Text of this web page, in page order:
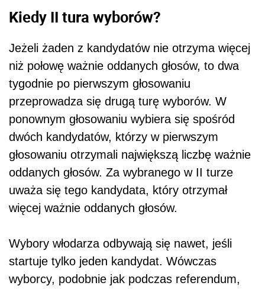
Kiedy II tura wyborów?
Jeżeli żaden z kandydatów nie otrzyma więcej
niż połowę ważnie oddanych głosów, to dwa
tygodnie po pierwszym głosowaniu
przeprowadza się drugą turę wyborów. W
ponownym głosowaniu wybiera się spośród
dwóch kandydatów, którzy w pierwszym
głosowaniu otrzymali największą liczbę ważnie
oddanych głosów. Za wybranego w II turze
uważa się tego kandydata, który otrzymał
więcej ważnie oddanych głosów.
Wybory włodarza odbywają się nawet, jeśli
startuje tylko jeden kandydat. Wówczas
wyborcy, podobnie jak podczas referendum,